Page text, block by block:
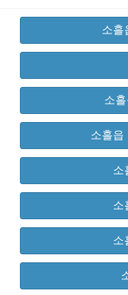
소흘
소
소흘읍
소
소
소